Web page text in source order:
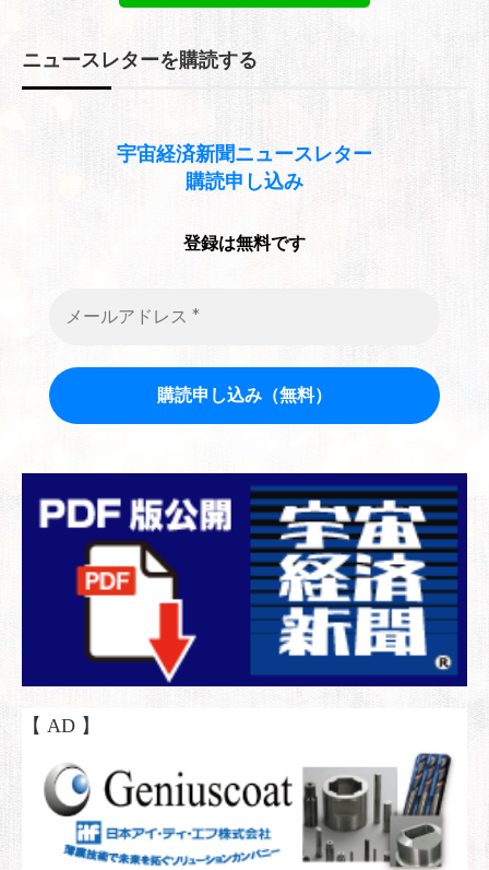
ニュースレターを購読する
宇宙経済新聞ニュースレター
購読申し込み
登録は無料です
【 AD 】